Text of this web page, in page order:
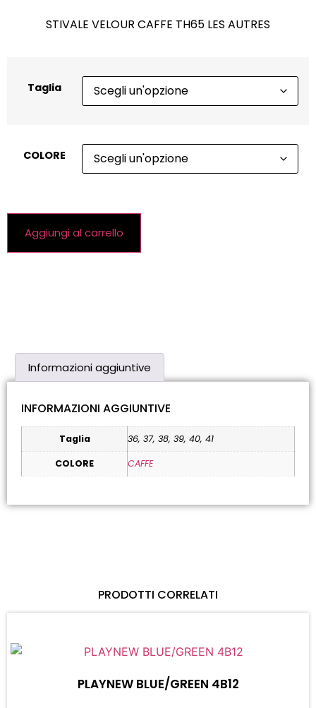
STIVALE VELOUR CAFFE TH65 LES AUTRES
Taglia
COLORE
Aggiungi al carrello
Informazioni aggiuntive
INFORMAZIONI AGGIUNTIVE
Taglia 36, 37, 38, 39, 40, 41
COLORE CAFFE
PRODOTTI CORRELATI
PLAYNEW BLUE/GREEN 4B12